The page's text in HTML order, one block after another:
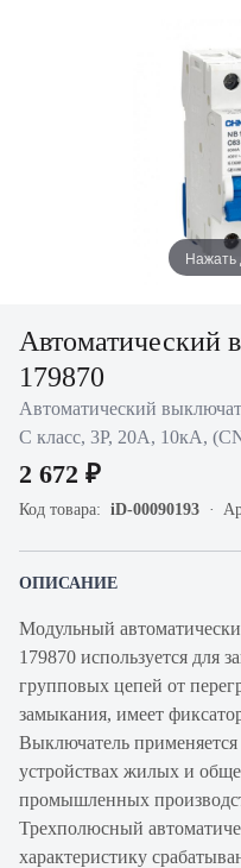
Нажать
Автоматический
179870
Автоматический
C класс, 3P, 20А, 10кА,
2 672 ₽
Код товара: iD-00090193
ОПИСАНИЕ
Модульный
179870 используется для
групповых цепей от
замыкания, имеет
Выключатель
устройствах жилых и
промышленных
Трехполюсный
характеристику